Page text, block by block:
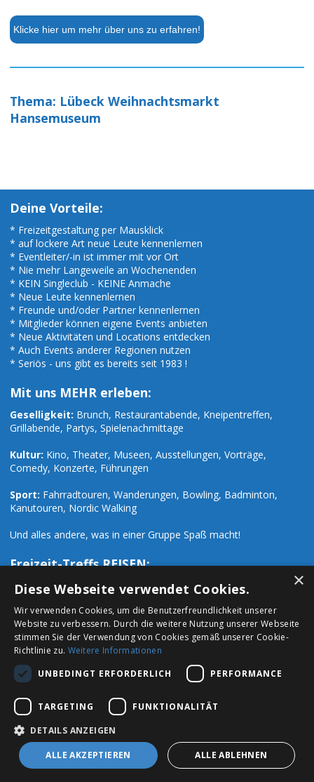
Klicke hier um mehr über uns zu erfahren!
Thema: Lübeck Weihnachtsmarkt
Hansemuseum
Deine Vorteile:
* Freizeitgestaltung per Mausklick
* auf lockere Art neue Leute kennenlernen
* Eventleiter/-in ist immer mit vor Ort
* Nie mehr Langeweile an Wochenenden
* KEIN Singleclub - KEINE Anmache
* Neue Leute kennenlernen
* Freunde und/oder Partner kennenlernen
* Mitglieder können eigene Events anbieten
* Neue Aktivitäten und Locations entdecken
* Auch Events anderer Regionen nutzen
* Seriös - uns gibt es bereits seit 1983 !
Mit uns MEHR erleben:
Geselligkeit: Brunch, Restaurantabende, Kneipentreffen,
Grillabende, Partys, Spielenachmittage
Kultur: Kino, Theater, Museen, Ausstellungen, Vorträge,
Comedy, Konzerte, Führungen
Sport: Fahrradtouren, Wanderungen, Bowling, Badminton,
Kanutouren, Nordic Walking
Und alles andere, was in einer Gruppe Spaß macht!
Freizeit-Treffs REISEN:
Zusätzlich zu den zahlreichen Freizeit-Events organisieren wir
Städtetrips:Paris, London, Prag, Rom, Hamburg, Mailand u.a.
Urlaubsreisen:Ski- Wander- Fahrrad- und Urlaubsreisen
sowie Vorträge, Seminare und Workshops
Datenschutz
Impressum
Copyright © 2024 by Freizeit Treffs
×
Diese Webseite verwendet Cookies.
Wir verwenden Cookies, um die Benutzerfreundlichkeit unserer
Website zu verbessern. Durch die weitere Nutzung unserer Webseite
stimmen Sie der Verwendung von Cookies gemäß unserer Cookie-
Richtlinie zu. Weitere Informationen
UNBEDINGT ERFORDERLICH
PERFORMANCE
TARGETING FUNKTIONALITÄT
DETAILS ANZEIGEN
ALLE AKZEPTIEREN ALLE ABLEHNEN